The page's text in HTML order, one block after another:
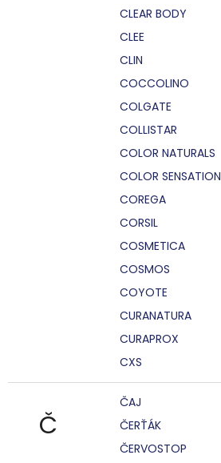
CLEAR BODY
CLEE
CLIN
COCCOLINO
COLGATE
COLLISTAR
COLOR NATURALS
COLOR SENSATION
COREGA
CORSIL
COSMETICA
COSMOS
COYOTE
CURANATURA
CURAPROX
CXS
Č
ČAJ
ČERŤÁK
ČERVOSTOP